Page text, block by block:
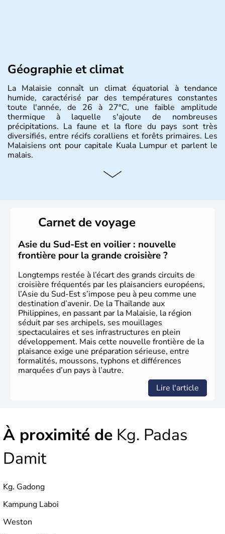
Géographie et climat
La Malaisie connaît un climat équatorial à tendance
humide, caractérisé par des températures constantes
toute l'année, de 26 à 27°C, une faible amplitude
thermique à laquelle s'ajoute de nombreuses
précipitations. La faune et la flore du pays sont très
diversifiés, entre récifs coralliens et forêts primaires. Les
Malaisiens ont pour capitale Kuala Lumpur et parlent le
malais.
Histoire et administration
constituent son territoire. C'est l'un des « tigres » de la
région, passant en quelques années de « pays en voie de
développement » à « pays développé », riche de ses 27
millions d'habitants. La religion dominante est l'Islam.
Carnet de voyage
Asie du Sud-Est en voilier : nouvelle
frontière pour la grande croisière ?
Longtemps restée à l’écart des grands circuits de
croisière fréquentés par les plaisanciers européens,
l’Asie du Sud-Est s’impose peu à peu comme une
destination d’avenir. De la Thaïlande aux
Philippines, en passant par la Malaisie, la région
séduit par ses archipels, ses mouillages
spectaculaires et ses infrastructures en plein
développement. Mais cette nouvelle frontière de la
plaisance exige une préparation sérieuse, entre
formalités, moussons, typhons et différences
marquées d’un pays à l’autre.
Lire l'article
À proximité de Kg. Padas
Damit
Kg. Gadong
Kampung Laboi
Weston